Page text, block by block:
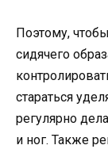
Поэтому,
сидячего
стараться
регулярно
и ног. Также